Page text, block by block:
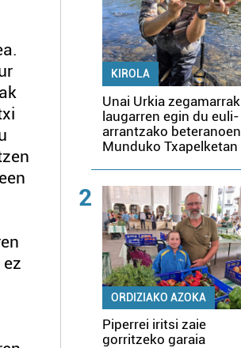
KIROLA
Unai Urkia zegamarrak
laugarren egin du euli-
arrantzako beteranoen
Munduko Txapelketan
2
ORDIZIAKO AZOKA
Piperrei iritsi zaie
gorritzeko garaia